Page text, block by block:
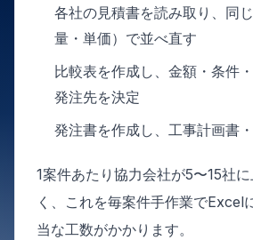
各社の見積書を読み取り、同
量・単価）で並べ直す
比較表を作成し、金額・条件
発注先を決定
発注書を作成し、工事計画書
1案件あたり協力会社が5〜15社
く、これを毎案件手作業でExcel
当な工数がかかります。